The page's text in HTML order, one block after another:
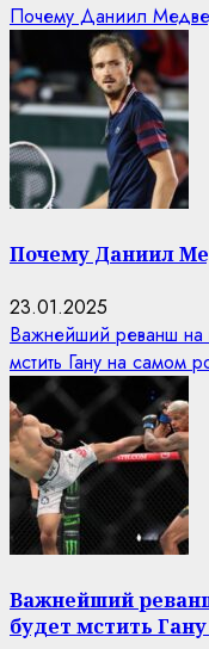
Почему Даниил
Почему Даниил
23.01.2025
Важнейший реванш на
мстить Гану на самом
Важнейший
будет мстить